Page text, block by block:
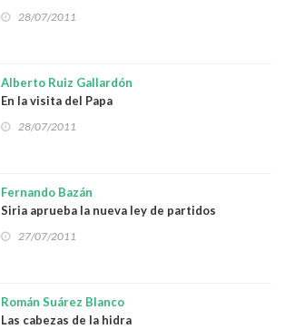
28/07/2011
Alberto Ruiz Gallardón
En la visita del Papa
28/07/2011
Fernando Bazán
Siria aprueba la nueva ley de partidos
27/07/2011
Román Suárez Blanco
Las cabezas de la hidra